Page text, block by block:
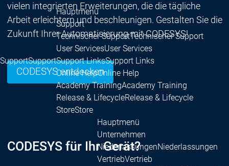
SupportSupport
Hauptmenü
Support
Technischer SupportTechnischer Support
User ServicesUser Services
Support LinksSupport Links
Online HelpOnline Help
Academy TrainingAcademy Training
Release & LifecycleRelease & Lifecycle
StoreStore
Hauptmenü
Unternehmen
NiederlassungenNiederlassungen
VertriebVertrieb
vielen integrierten Erweiterungen, die die tägliche
Arbeit erleichtern und beschleunigen. Gestalten Sie die
Zukunft Ihrer Automatisierung mit CODESYS!
CODESYS entdecken
CODESYS für Ihr Gerät?